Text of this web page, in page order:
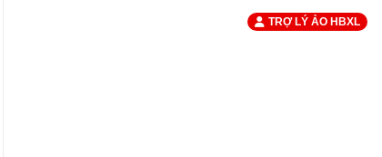
TRỢ LÝ ẢO HBXL